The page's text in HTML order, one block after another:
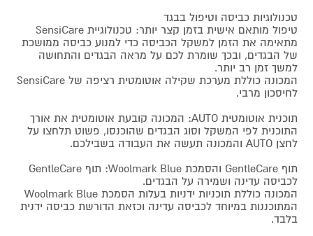
טכנולוגיות כביסה וטיפול בבגד
טיפול מותאם אישית בזמן קצר יותר: טכנולוגיית SensiCare
מתאימה את הזמן למשקל הכביסה כדי למנוע כביסה ממושכת
של הבגדים, ובכך שומרת לכם על מראה הבגדים והתחושה
למשך זמן רב יותר.
המכונה כוללת מערכת שקילה אוטומטית רציפה של SensiCare
לחיסכון מרבי.
תוכנית אוטומטית AUTO: המכונה קובעת אוטומטית את אורך
התוכנית לפי המשקל וסוג הבגדים שהוכנסו, פשוט תלחצו על
לחצן AUTO והמכונה תעשה את העבודה בשבילכם.
תוף GentleCare והסמכת Woolmark Blue: תוף GentleCare
לכביסה עדינה ושמירה על הבגדים.
המכונה כוללת תוכניות ידניות בעלות הסמכת Woolmark Blue
המתוכננות במיוחד לכביסה עדינה וכזאת הדורשת כביסה ידנית
בלבד.